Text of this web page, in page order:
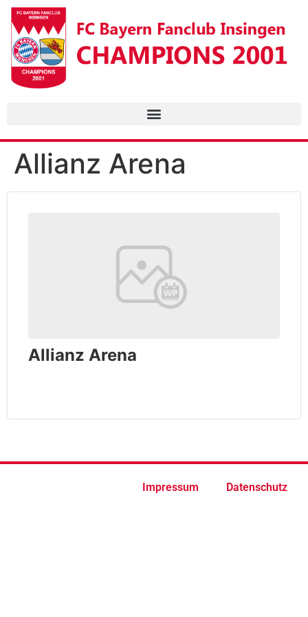
Allianz Arena
Allianz Arena
Impressum Datenschutz